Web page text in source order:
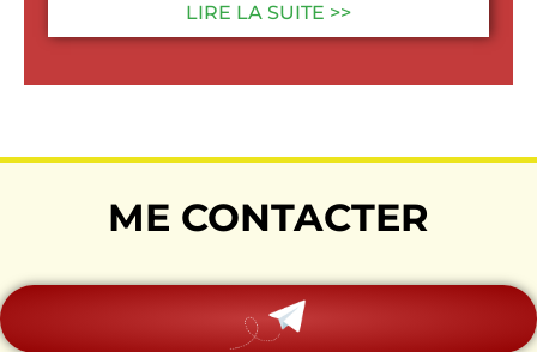
LIRE LA SUITE >>
ME CONTACTER